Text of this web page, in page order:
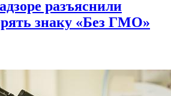
разъяснили
знаку «Без ГМО»